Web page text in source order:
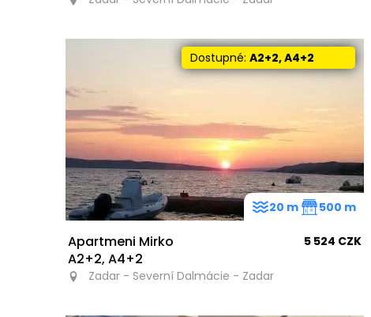
Dostupné:A2+2, A4+2
Apartmeni Mirko
A2+2, A4+2
5 524 CZK
Zadar - Severní Dalmácie - Zadar
20 m 500 m